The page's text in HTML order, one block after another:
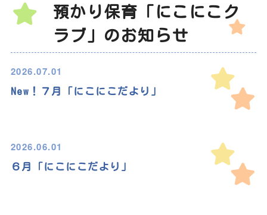
預かり保育「にこにこク
ラブ」のお知らせ
2026.07.01
New！７月「にこにこだより」
2026.06.01
６月「にこにこだより」